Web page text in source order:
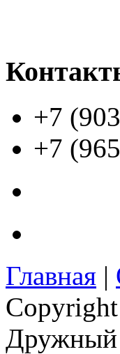
+7
+7
Главная |
Дружный